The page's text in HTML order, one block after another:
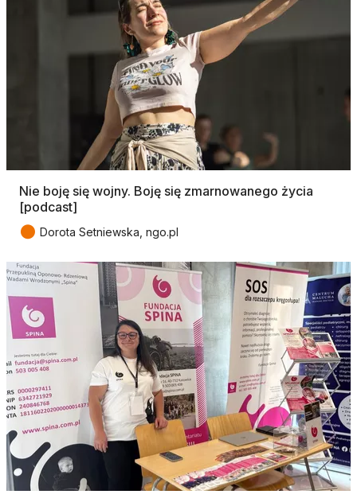
Nie boję się wojny. Boję się zmarnowanego życia
[podcast]
● Dorota Setniewska, ngo.pl